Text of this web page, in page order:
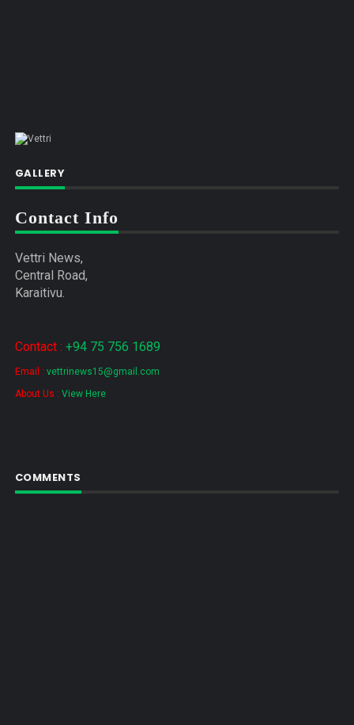
GALLERY
Contact Info
Vettri News,
Central Road,
Karaitivu.
Contact : +94 75 756 1689
Email : vettrinews15@gmail.com
About Us : View Here
COMMENTS